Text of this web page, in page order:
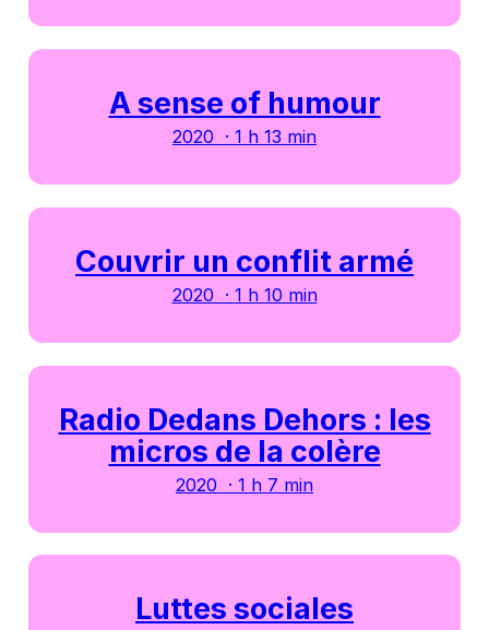
A sense of humour
2020 · 1 h 13 min
Couvrir un conflit armé
2020 · 1 h 10 min
Radio Dedans Dehors : les
micros de la colère
2020 · 1 h 7 min
Luttes sociales